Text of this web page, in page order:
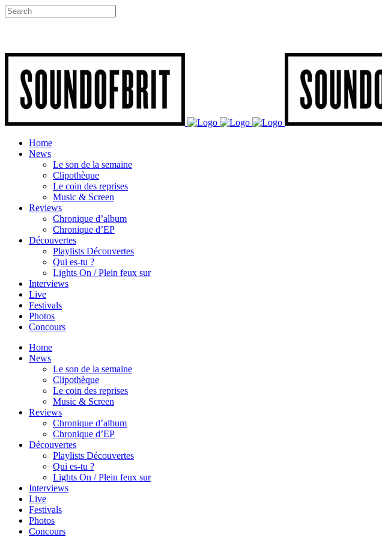
Home
News
Le son de la semaine
Clipothèque
Le coin des reprises
Music & Screen
Reviews
Chronique d’album
Chronique d’EP
Découvertes
Playlists Découvertes
Qui es-tu ?
Lights On / Plein feux sur
Interviews
Live
Festivals
Photos
Concours
Home
News
Le son de la semaine
Clipothèque
Le coin des reprises
Music & Screen
Reviews
Chronique d’album
Chronique d’EP
Découvertes
Playlists Découvertes
Qui es-tu ?
Lights On / Plein feux sur
Interviews
Live
Festivals
Photos
Concours